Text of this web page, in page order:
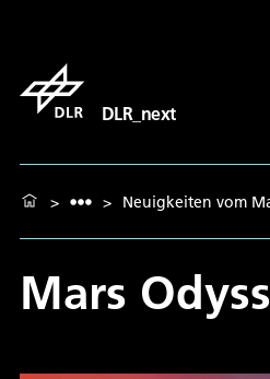
DLR_next
> > Neuigkeiten vom
Mars